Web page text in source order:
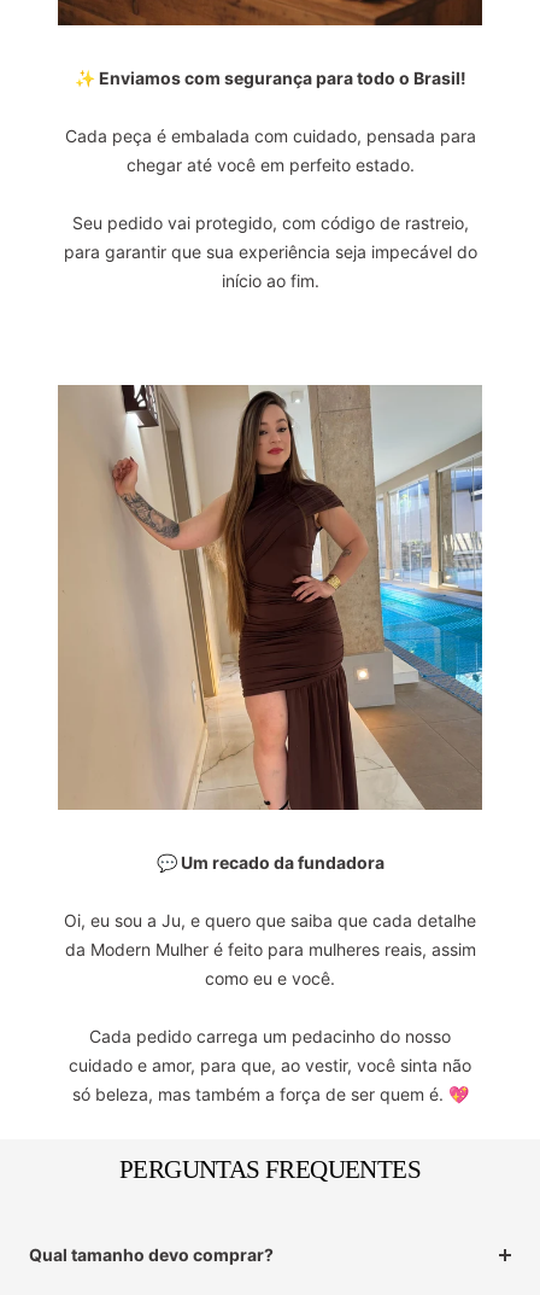
✨ Enviamos com segurança para todo o Brasil!
Cada peça é embalada com cuidado, pensada para
chegar até você em perfeito estado.
Seu pedido vai protegido, com código de rastreio,
para garantir que sua experiência seja impecável do
início ao fim.
💬 Um recado da fundadora
Oi, eu sou a Ju, e quero que saiba que cada detalhe
da Modern Mulher é feito para mulheres reais, assim
como eu e você.
Cada pedido carrega um pedacinho do nosso
cuidado e amor, para que, ao vestir, você sinta não
só beleza, mas também a força de ser quem é. 💖
PERGUNTAS FREQUENTES
Qual tamanho devo comprar?